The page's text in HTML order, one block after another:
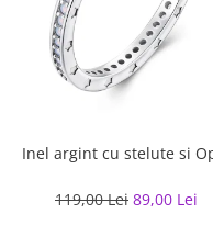
Inel argint cu stelute si
119,00 Lei 89,00 Lei